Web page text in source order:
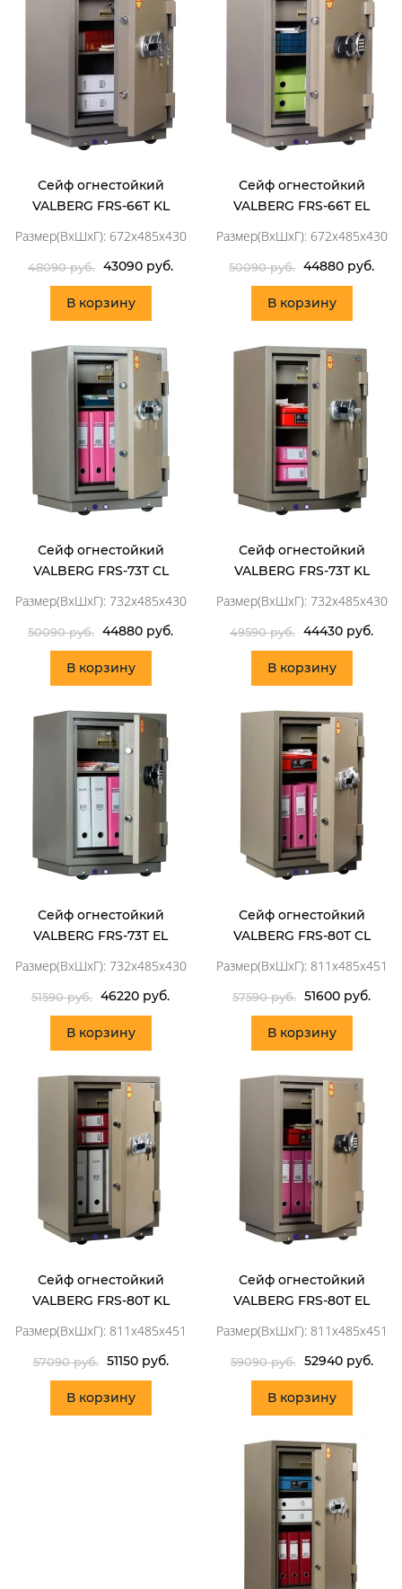
Сейф огнестойкий
VALBERG FRS-66T KL
Размер(ВхШхГ): 672x485x430
48090 руб. 43090 руб.
В корзину
Сейф огнестойкий
VALBERG FRS-66T EL
Размер(ВхШхГ): 672x485x430
50090 руб. 44880 руб.
В корзину
Сейф огнестойкий
VALBERG FRS-73T CL
Размер(ВхШхГ): 732x485x430
50090 руб. 44880 руб.
В корзину
Сейф огнестойкий
VALBERG FRS-73T KL
Размер(ВхШхГ): 732x485x430
49590 руб. 44430 руб.
В корзину
Сейф огнестойкий
VALBERG FRS-73T EL
Размер(ВхШхГ): 732x485x430
51590 руб. 46220 руб.
В корзину
Сейф огнестойкий
VALBERG FRS-80T CL
Размер(ВхШхГ): 811x485x451
57590 руб. 51600 руб.
В корзину
Сейф огнестойкий
VALBERG FRS-80T KL
Размер(ВхШхГ): 811x485x451
57090 руб. 51150 руб.
В корзину
Сейф огнестойкий
VALBERG FRS-80T EL
Размер(ВхШхГ): 811x485x451
59090 руб. 52940 руб.
В корзину